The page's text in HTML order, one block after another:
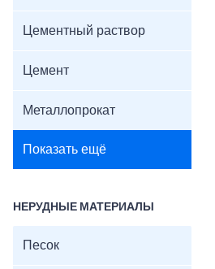
Цементный раствор
Цемент
Металлопрокат
Показать ещё
НЕРУДНЫЕ МАТЕРИАЛЫ
Песок